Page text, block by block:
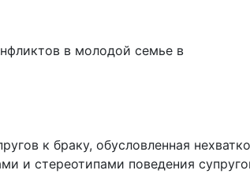
в молодой семье в
к браку, обусловленная
и стереотипами поведения